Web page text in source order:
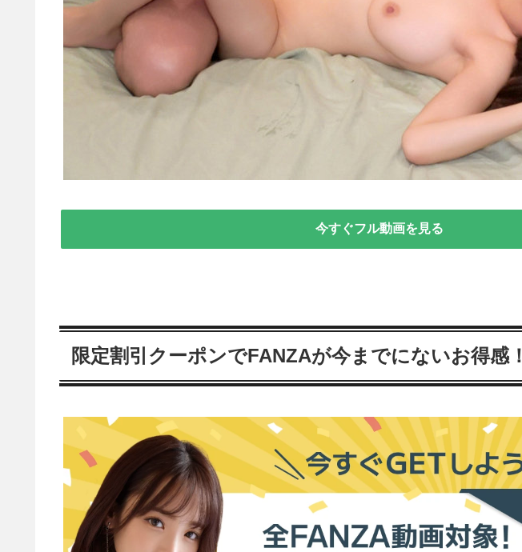
今すぐフル動画を見る
限定割引クーポンでFANZAが今までにないお得感！